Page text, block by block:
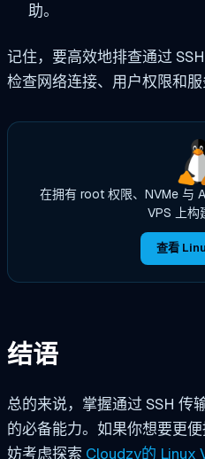
助。
记住，要高效地排查通过
检查网络连接、用户权限和服
在拥有 root 权限、NVMe 与
VPS 上构
查看
结语
总的来说，掌握通过 SSH 传
的必备能力。如果你想要更
妨考虑探索 Cloudzy的 Linux